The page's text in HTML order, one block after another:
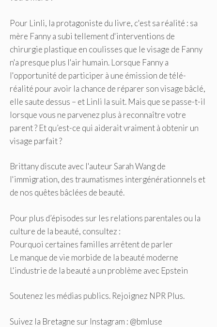
Pour Linli, la protagoniste du livre, c'est sa réalité : sa
mère Fanny a subi tellement d'interventions de
chirurgie plastique en coulisses que le visage de Fanny
n'a presque plus l'air humain. Lorsque Fanny a
l'opportunité de participer à une émission de télé-
réalité pour avoir la chance de réparer son visage bâclé,
elle saute dessus – et Linli la suit. Mais que se passe-t-il
lorsque vous ne parvenez plus à reconnaître votre
parent ? Et qu’est-ce qui aiderait vraiment à obtenir un
visage parfait ?
Brittany discute avec l'auteur Sarah Wang de
l'immigration, des traumatismes intergénérationnels et
de nos quêtes bâclées de beauté.
Pour plus d’épisodes sur les relations parentales ou la
culture de la beauté, consultez :
Pourquoi certaines familles arrêtent de parler
Le manque de vie morbide de la beauté moderne
L'industrie de la beauté a un problème avec Epstein
Soutenez les médias publics. Rejoignez NPR Plus.
Suivez la Bretagne sur Instagram : @bmluse